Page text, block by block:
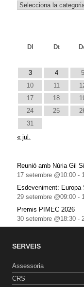
Notícies
Dl
Dt
3
4 5
10
11
17
18
24
25
31
« jul.
Reunió amb Núria Gil
17 setembre @10:00 -
Esdeveniment: Europa
29 setembre @09:00 -
Premis PIMEC 2026
30 setembre @18:30 -
SERVEIS
Assessoria
CRS